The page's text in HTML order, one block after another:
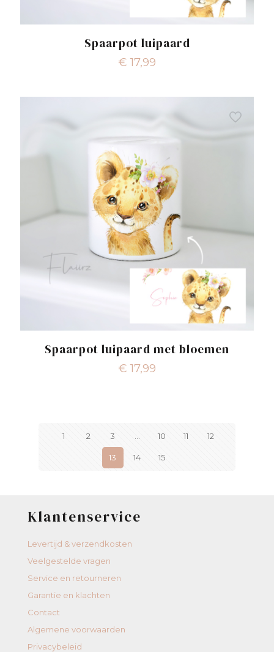
Spaarpot luipaard
€ 17,99
Spaarpot luipaard met bloemen
€ 17,99
1 2 3 10 11 12
13 14 15
Klantenservice
Levertijd & verzendkosten
Veelgestelde vragen
Service en retourneren
Garantie en klachten
Contact
Algemene voorwaarden
Privacybeleid